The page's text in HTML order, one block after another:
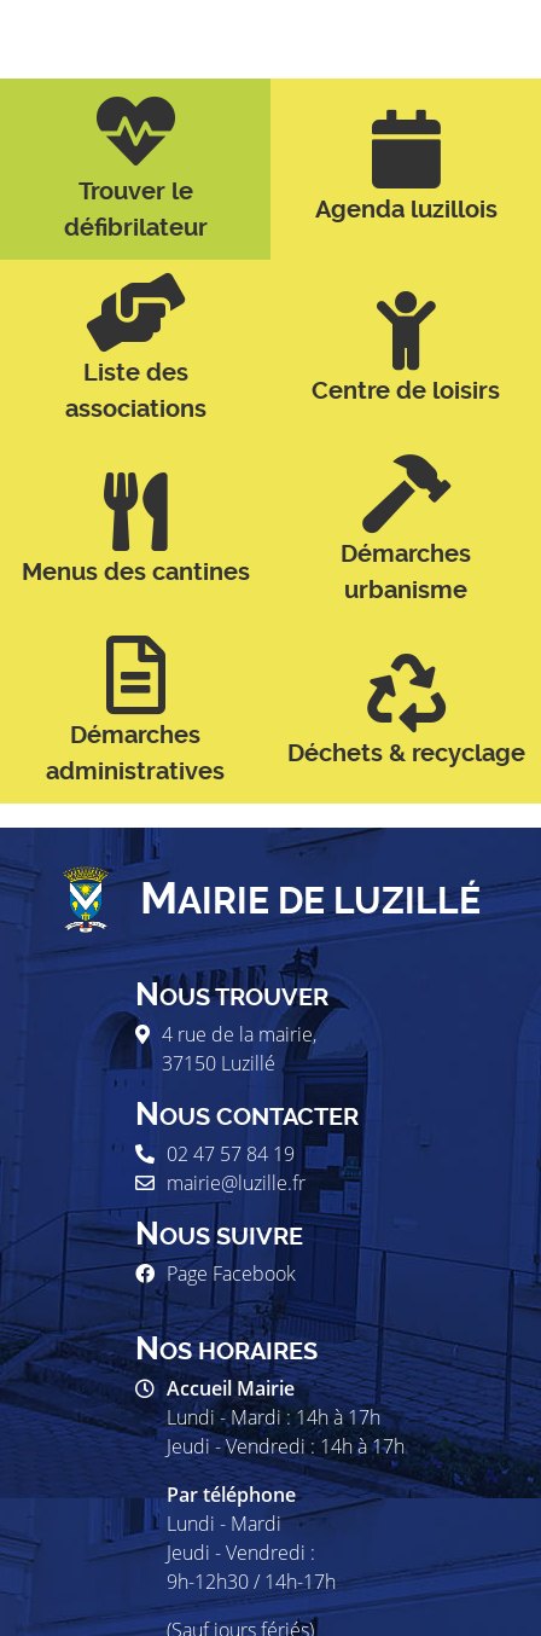
Trouver le
défibrilateur
Agenda luzillois
Liste des
associations
Centre de loisirs
Menus des cantines
Démarches
urbanisme
Démarches
administratives
Déchets & recyclage
MAIRIE DE LUZILLÉ
NOUS TROUVER
4 rue de la mairie,
37150 Luzillé
NOUS CONTACTER
02 47 57 84 19
mairie@luzille.fr
NOUS SUIVRE
Page Facebook
NOS HORAIRES
Accueil Mairie
Lundi - Mardi : 14h à 17h
Jeudi - Vendredi : 14h à 17h
Par téléphone
Lundi - Mardi
Jeudi - Vendredi :
9h-12h30 / 14h-17h
(Sauf jours fériés)